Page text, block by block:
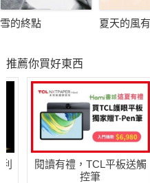
雪的終點 夏天的風
推薦你買好東西
閱讀有禮，TCL平板送觸
控筆